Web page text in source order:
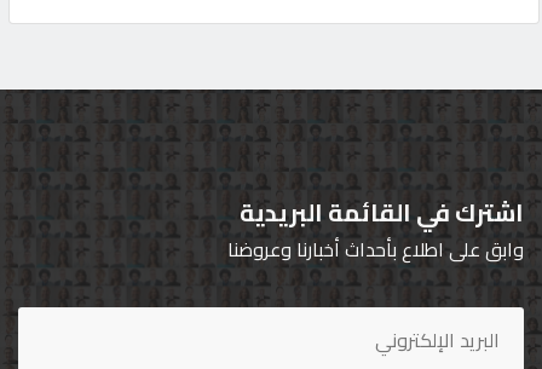
اشترك في القائمة البريدية
وابق على اطلاع بأحداث أخبارنا وعروضنا